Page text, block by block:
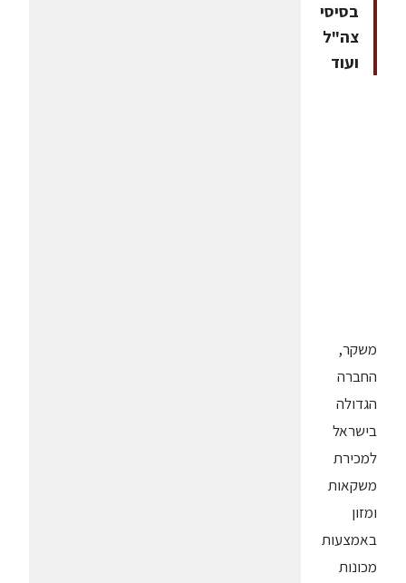
בסיסי
צה"ל
ועוד
משקר,
החברה
הגדולה
בישראל
למכירת
משקאות
ומזון
באמצעות
מכונות